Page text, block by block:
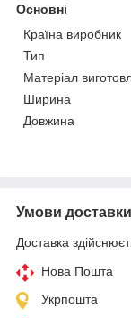
Основні
Країна виробник
Тип
Матеріал
Ширина
Довжина
Умови доставки
Доставка
Нова Пошта
Укрпошта